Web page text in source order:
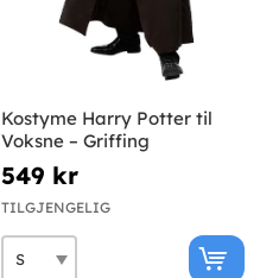
Kostyme Harry Potter til
Voksne – Griffing
549 kr
TILGJENGELIG